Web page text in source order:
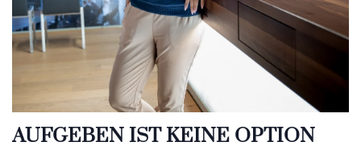
AUFGEBEN IST KEINE OPTION